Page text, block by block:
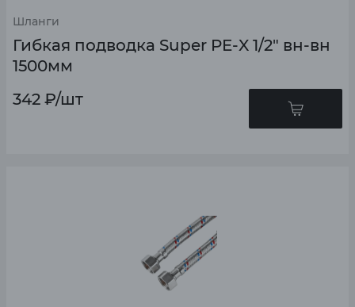
Шланги
Гибкая подводка Super PE-X 1/2" вн-вн
1500мм
342 ₽/шт